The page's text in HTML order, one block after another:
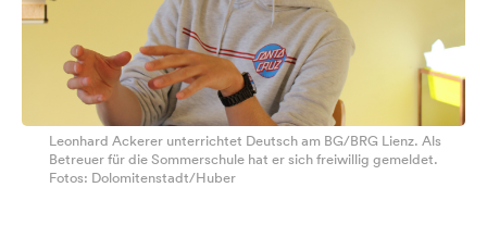
Leonhard Ackerer unterrichtet Deutsch am BG/BRG Lienz. Als
Betreuer für die Sommerschule hat er sich freiwillig gemeldet.
Fotos: Dolomitenstadt/Huber